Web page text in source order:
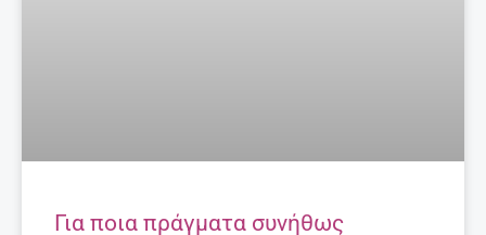
Για ποια πράγματα συνήθως